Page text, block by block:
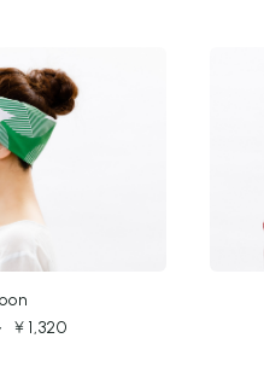
￥1,320